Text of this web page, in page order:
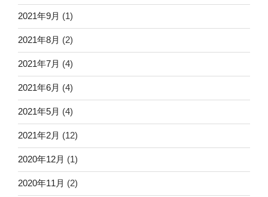
2021年9月 (1)
2021年8月 (2)
2021年7月 (4)
2021年6月 (4)
2021年5月 (4)
2021年2月 (12)
2020年12月 (1)
2020年11月 (2)